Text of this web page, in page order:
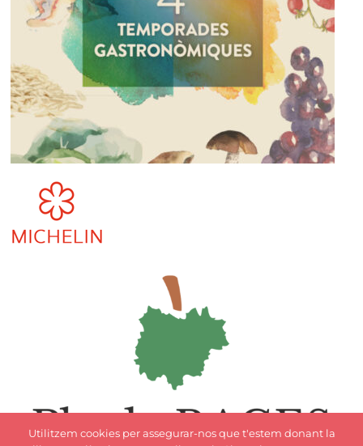
Utilitzem cookies per assegurar-nos que t'estem donant la